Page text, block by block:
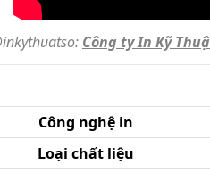
Công ty In Kỹ
Công nghệ in
Loại chất liệu